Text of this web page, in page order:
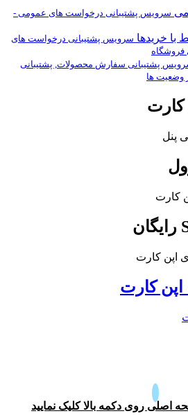
سرویس پشتیبانی درخواست های عمومی -
با خریدها سرویس پشتیبانی درخواست های
فروشگاه
پشتیبانی سفارش محصولات, پشتیبانی
وضعیت ها
پنل
کارت
اپن کارت
اصلی روی دکمه بالا کلیک نمایید